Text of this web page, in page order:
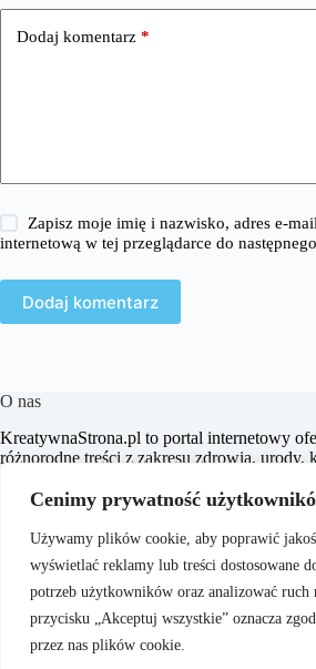
Cenimy prywatność
Używamy plików cookie, aby poprawić
wyświetlać reklamy lub treści dostosowane
potrzeb użytkowników oraz analizować
przycisku „Akceptuj wszystkie” oznacza
przez nas plików cookie.
Dodaj komentarz *
Zapisz moje imię i nazwisko, adres e-
internetową w tej przeglądarce do
Dodaj komentarz
O nas
KreatywnaStrona.pl to portal internetowy
różnorodne treści z zakresu zdrowia, urody,
Naszym celem jest dostarczanie aktualnych
czytelników w codziennym życiu i
świadomych decyzji.